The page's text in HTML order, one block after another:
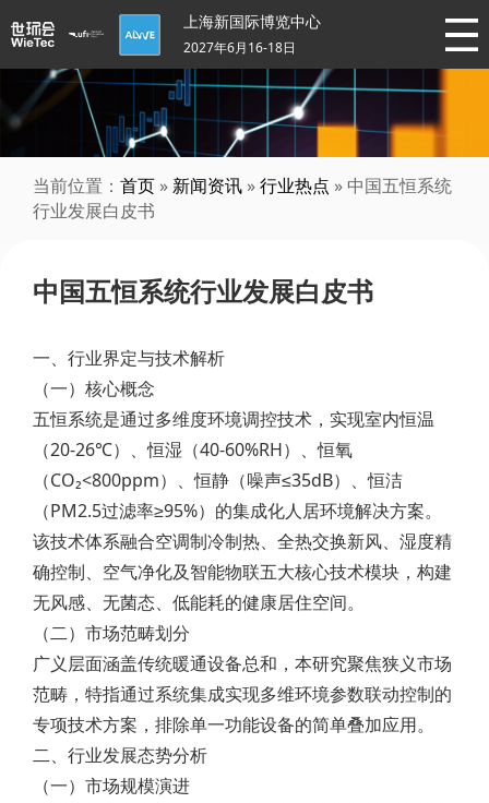
上海新国际博览中心
2027年6月16-18日
当前位置： 首页 » 新闻资讯 »行业热点 » 中国五恒系统
行业发展白皮书
中国五恒系统行业发展白皮书
一、行业界定与技术解析
（一）核心概念
五恒系统是通过多维度环境调控技术，实现室内恒温
（20-26℃）、恒湿（40-60%RH）、恒氧
（CO₂<800ppm）、恒静（噪声≤35dB）、恒洁
（PM2.5过滤率≥95%）的集成化人居环境解决方案。
该技术体系融合空调制冷制热、全热交换新风、湿度精
确控制、空气净化及智能物联五大核心技术模块，构建
无风感、无菌态、低能耗的健康居住空间。
（二）市场范畴划分
广义层面涵盖传统暖通设备总和，本研究聚焦狭义市场
范畴，特指通过系统集成实现多维环境参数联动控制的
专项技术方案，排除单一功能设备的简单叠加应用。
二、行业发展态势分析
（一）市场规模演进